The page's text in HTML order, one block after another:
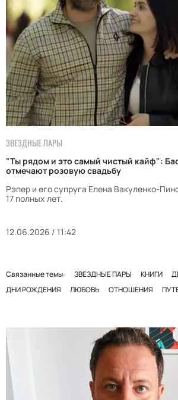
ЗВЕЗДНЫЕ ПАРЫ
"Ты рядом и это самый чистый кайф":
отмечают розовую свадьбу
Рэпер и его супруга Елена Вакуленко-
17 полных лет.
12.06.2026 / 11:42
Связанные темы: ЗВЕЗДНЫЕ ПАРЫ КНИГИ
ДНИ РОЖДЕНИЯ
ЛЮБОВЬ ОТНОШЕНИЯ